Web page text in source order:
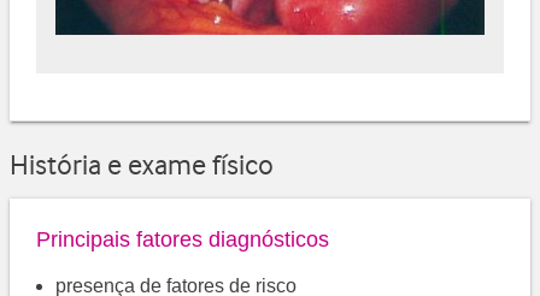
História e exame físico
Principais fatores diagnósticos
presença de fatores de risco